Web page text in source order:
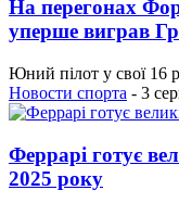
На перегонах
уперше виграв
Юний пілот у свої 16
Новости спорта - 3
Феррарі готує
2025 року